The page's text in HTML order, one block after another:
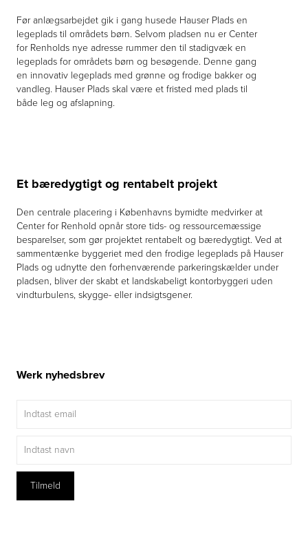
Før anlægsarbejdet gik i gang husede Hauser Plads en
legeplads til områdets børn. Selvom pladsen nu er Center
for Renholds nye adresse rummer den til stadigvæk en
legeplads for områdets børn og besøgende. Denne gang
en innovativ legeplads med grønne og frodige bakker og
vandleg. Hauser Plads skal være et fristed med plads til
både leg og afslapning.
Et bæredygtigt og rentabelt projekt
Den centrale placering i Københavns bymidte medvirker at
Center for Renhold opnår store tids- og ressourcemæssige
besparelser, som gør projektet rentabelt og bæredygtigt. Ved at
sammentænke byggeriet med den frodige legeplads på Hauser
Plads og udnytte den forhenværende parkeringskælder under
pladsen, bliver der skabt et landskabeligt kontorbyggeri uden
vindturbulens, skygge- eller indsigtsgener.
Werk nyhedsbrev